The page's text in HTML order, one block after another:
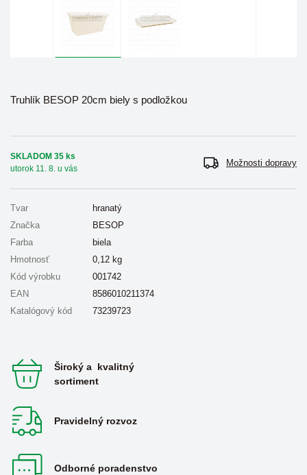
Truhlík BESOP 20cm biely s podložkou
SKLADOM 35 ks
utorok 11. 8. u vás
Možnosti dopravy
Tvar
hranatý
Značka
BESOP
Farba
biela
Hmotnosť
0,12 kg
Kód výrobku
001742
EAN
8586010211374
Katalógový kód
73239723
Široký a kvalitný
sortiment
Pravidelný rozvoz
Odborné poradenstvo